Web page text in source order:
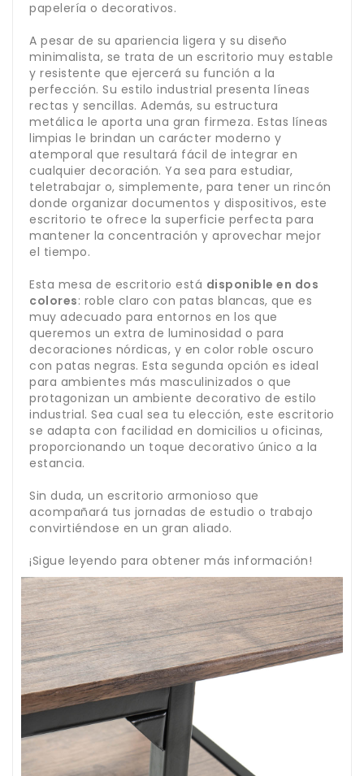
papelería o decorativos.
A pesar de su apariencia ligera y su diseño
minimalista, se trata de un escritorio muy estable
y resistente que ejercerá su función a la
perfección. Su estilo industrial presenta líneas
rectas y sencillas. Además, su estructura
metálica le aporta una gran firmeza. Estas líneas
limpias le brindan un carácter moderno y
atemporal que resultará fácil de integrar en
cualquier decoración. Ya sea para estudiar,
teletrabajar o, simplemente, para tener un rincón
donde organizar documentos y dispositivos, este
escritorio te ofrece la superficie perfecta para
mantener la concentración y aprovechar mejor
el tiempo.
Esta mesa de escritorio está disponible en dos
colores: roble claro con patas blancas, que es
muy adecuado para entornos en los que
queremos un extra de luminosidad o para
decoraciones nórdicas, y en color roble oscuro
con patas negras. Esta segunda opción es ideal
para ambientes más masculinizados o que
protagonizan un ambiente decorativo de estilo
industrial. Sea cual sea tu elección, este escritorio
se adapta con facilidad en domicilios u oficinas,
proporcionando un toque decorativo único a la
estancia.
Sin duda, un escritorio armonioso que
acompañará tus jornadas de estudio o trabajo
convirtiéndose en un gran aliado.
¡Sigue leyendo para obtener más información!